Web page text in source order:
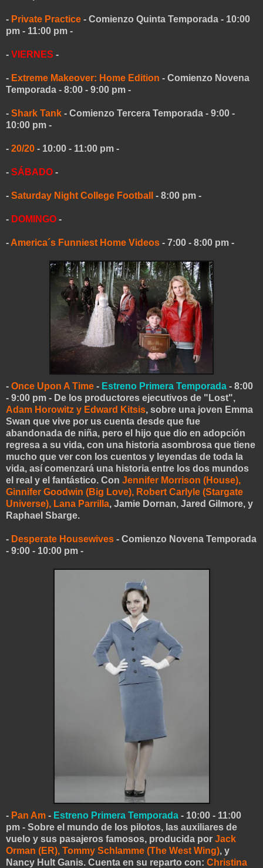
- Private Practice - Comienzo Quinta Temporada - 10:00
pm - 11:00 pm -
- VIERNES -
- Extreme Makeover: Home Edition - Comienzo Novena
Temporada - 8:00 - 9:00 pm -
- Shark Tank - Comienzo Tercera Temporada - 9:00 -
10:00 pm -
- 20/20 - 10:00 - 11:00 pm -
- SÁBADO -
- Saturday Night College Football - 8:00 pm -
- DOMINGO -
- America´s Funniest Home Videos - 7:00 - 8:00 pm -
- Once Upon A Time - Estreno Primera Temporada - 8:00
- 9:00 pm - De los productores ejecutivos de "Lost",
Adam Horowitz y Edward Kitsis, sobre una joven Emma
Swan que vive por us cuenta desde que fue
abandonada de niña, pero el hijo que dio en adopción
regresa a su vida, con una historia asombrosa que tiene
mucho que ver con los cuentos y leyendas de toda la
vida, así comenzará una historia entre los dos mundos
el real y el fantástico. Con Jennifer Morrison (House),
Ginnifer Goodwin (Big Love), Robert Carlyle (Stargate
Universe), Lana Parrilla, Jamie Dornan, Jared Gilmore, y
Raphael Sbarge.
- Desperate Housewives - Comienzo Novena Temporada
- 9:00 - 10:00 pm -
- Pan Am - Estreno Primera Temporada - 10:00 - 11:00
pm - Sobre el mundo de los pilotos, las auxiliares de
vuelo y sus pasajeros famosos, producida por Jack
Orman (ER), Tommy Schlamme (The West Wing), y
Nancy Hult Ganis. Cuenta en su reparto con: Christina